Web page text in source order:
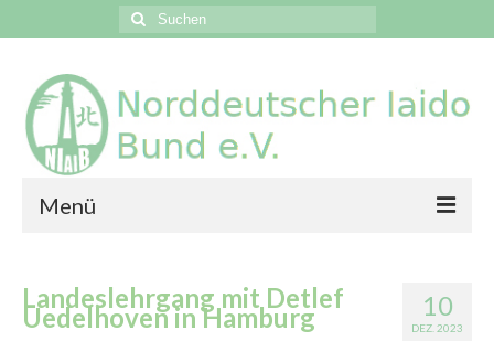
Suchen
nach:
Menü
Events 10
DEZ. 2023
Landeslehrgang mit Detlef
Uedelhoven in Hamburg